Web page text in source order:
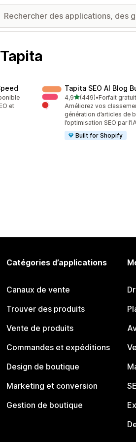
et
Tapita SEO AI Blog
4,9étoile(s) sur 5
(449)
449 avis au total
•Forfait
Améliorez vos
génération d’articles de
l’optimisation SEO par
Built for Shopify
Catégories d’applications
Canaux de vente
Trouver des produits
Vente de produits
Commandes et expéditions
Design de boutique
Marketing et conversion
Gestion de boutique